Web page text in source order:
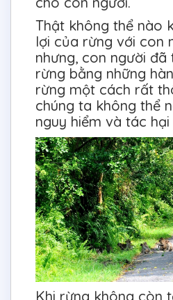
Thật không thể nào
lợi của rừng với con
nhưng, con người
rừng bằng những
rừng một cách rất
chúng ta không thể
nguy hiểm và tác
Khi rừng không còn